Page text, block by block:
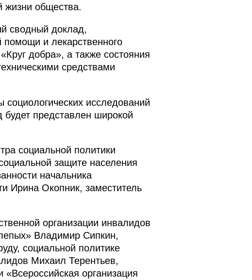
жизни общества.
сводный доклад,
и лекарственного
добра», а также состояния
средствами
исследований
представлен широкой
социальной политики
защите населения
начальника
Ирина Окопник, заместитель
организации инвалидов
Владимир Сипкин,
социальной политике
Михаил Терентьев,
организация